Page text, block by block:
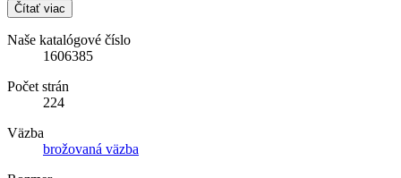
Čítať viac
Naše katalógové číslo
1606385
Počet strán
224
Väzba
brožovaná väzba